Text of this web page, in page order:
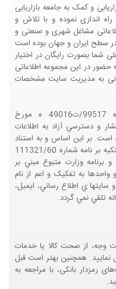
و کمک به جامعه بازاریابی
اندازی نموده و با تلاش و
مشاغل شهری و صنعتی و
سطح ایران و جهان بوده است
شما بصورت رایگان در اختیار
حضور در این مجموعه اطلاعاتی
به مدیریت سایت مشخصات
هيئت محترم دولت طي مصوبه شماره 99517/ت49016 ه مورخ
انتشار و دسترسي آزاد به اطلاعات
نموده است. بر اين اساس و به استناد
مواد 5 و 9 آيين نامه اجرايي و همچنين با تکيه بر نامه شماره 111321/60
طرح و برنامه وزارت متبوع مبني بر
واحدها به تفکيک و اعم از نام
ي اطلاع رساني، ايميل،
تلقي نمي گردد.
وجه، از صحت کالا یا خدمات
همچنین بهتر است قبل
رمزدار بانکی، با مراجعه به